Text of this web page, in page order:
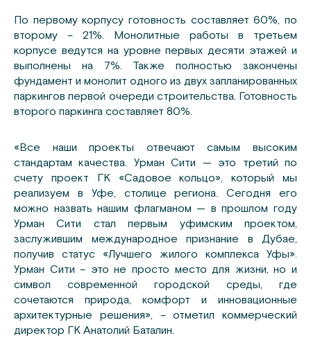
По первому корпусу готовность составляет 60%, по
второму – 21%. Монолитные работы в третьем
корпусе ведутся на уровне первых десяти этажей и
выполнены на 7%. Также полностью закончены
фундамент и монолит одного из двух запланированных
паркингов первой очереди строительства. Готовность
второго паркинга составляет 80%.
«Все наши проекты отвечают самым высоким
стандартам качества. Урман Сити — это третий по
счету проект ГК «Садовое кольцо», который мы
реализуем в Уфе, столице региона. Сегодня его
можно назвать нашим флагманом — в прошлом году
Урман Сити стал первым уфимским проектом,
заслужившим международное признание в Дубае,
получив статус «Лучшего жилого комплекса Уфы».
Урман Сити – это не просто место для жизни, но и
символ современной городской среды, где
сочетаются природа, комфорт и инновационные
архитектурные решения», – отметил коммерческий
директор ГК Анатолий Баталин.